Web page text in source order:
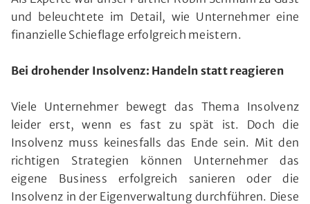
und beleuchtete im Detail, wie Unternehmer eine
finanzielle Schieflage erfolgreich meistern.
Bei drohender Insolvenz: Handeln statt reagieren
Viele Unternehmer bewegt das Thema Insolvenz
leider erst, wenn es fast zu spät ist. Doch die
Insolvenz muss keinesfalls das Ende sein. Mit den
richtigen Strategien können Unternehmer das
eigene Business erfolgreich sanieren oder die
Insolvenz in der Eigenverwaltung durchführen. Diese